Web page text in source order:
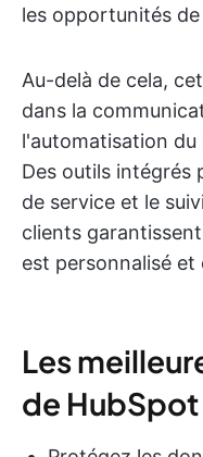
les opportunités
Au-delà de cela,
dans la
l'automatisation
Des outils intégrés
de service et le
clients
est personnalisé et
Les
de HubSpot